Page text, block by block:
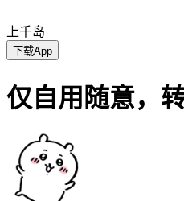
上千岛
下载App
仅自用随意，